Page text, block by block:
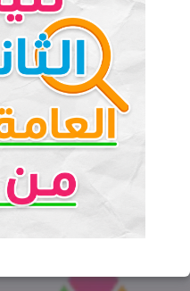
ترتيب الدوري المصري